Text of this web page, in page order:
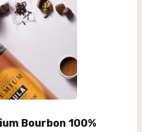
Bourbon 100%